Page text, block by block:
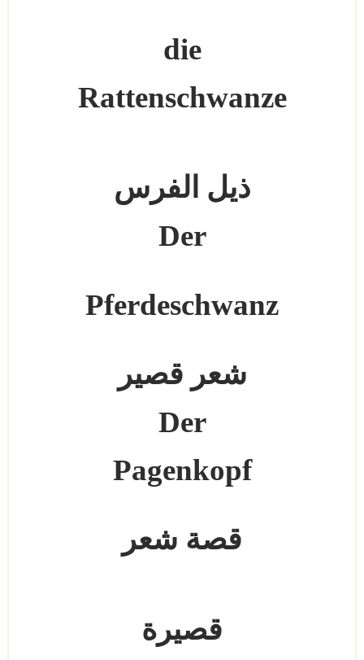
die
Rattenschwanze
ذيل الفرس
Der
Pferdeschwanz
شعر قصير
Der
Pagenkopf
قصة شعر
قصيرة